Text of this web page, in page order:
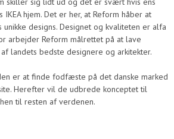
IKEA hjem. Det er her, at Reform håber at
designs. Designet og kvaliteten er alfa
arbejder Reform målrettet på at lave
landets bedste designere og arkitekter.
er at finde fodfæste på det danske marked
Herefter vil de udbrede konceptet til
til resten af verdenen.